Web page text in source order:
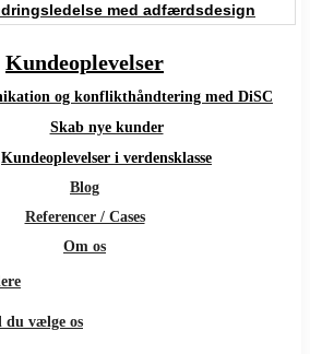
med adfærdsdesign
Kundeoplevelser
og konflikthåndtering med DiSC
Skab nye kunder
Kundeoplevelser i verdensklasse
Blog
Referencer / Cases
Om os
du vælge os